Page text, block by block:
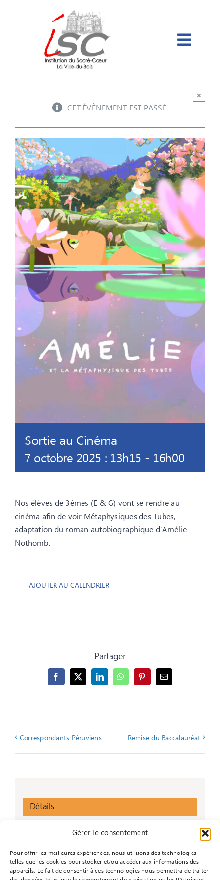
Gérer le consentement
Pour offrir les meilleures expériences, nous utilisons des technologies
telles que les cookies pour stocker et/ou accéder aux informations des
appareils. Le fait de consentir à ces technologies nous permettra de traiter
CET ÉVÈNEMENT EST PASSÉ.
×
Sortie au Cinéma
7 octobre 2025 : 13h15 - 16h00
Nos élèves de 3èmes (E & G) vont se rendre au
cinéma afin de voir Métaphysiques des Tubes,
adaptation du roman autobiographique d’Amélie
Nothomb.
AJOUTER AU CALENDRIER
Partager
Facebook
X LinkedInWhatsAppPinterestEmail
Correspondants Péruviens Remise du Baccalauréat
Détails
Heure :
13h15 - 16h00